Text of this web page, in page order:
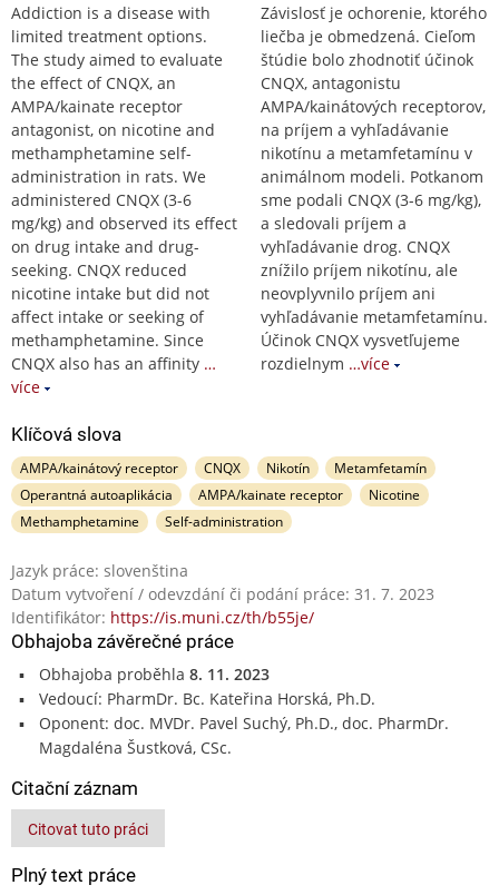
Addiction is a disease with
limited treatment options.
The study aimed to evaluate
the effect of CNQX, an
AMPA/kainate receptor
antagonist, on nicotine and
methamphetamine self-
administration in rats. We
administered CNQX (3-6
mg/kg) and observed its effect
on drug intake and drug-
seeking. CNQX reduced
nicotine intake but did not
affect intake or seeking of
methamphetamine. Since
CNQX also has an affinity …
více
Závislosť je ochorenie, ktorého
liečba je obmedzená. Cieľom
štúdie bolo zhodnotiť účinok
CNQX, antagonistu
AMPA/kainátových receptorov,
na príjem a vyhľadávanie
nikotínu a metamfetamínu v
animálnom modeli. Potkanom
sme podali CNQX (3-6 mg/kg),
a sledovali príjem a
vyhľadávanie drog. CNQX
znížilo príjem nikotínu, ale
neovplyvnilo príjem ani
vyhľadávanie metamfetamínu.
Účinok CNQX vysvetľujeme
rozdielnym …více
Klíčová slova
AMPA/kainátový receptor CNQX Nikotín
Metamfetamín
Operantná autoaplikácia
AMPA/kainate receptor
Nicotine
Methamphetamine
Self-administration
Jazyk práce: slovenština
Datum vytvoření / odevzdání či podání práce: 31. 7. 2023
Identifikátor: https://is.muni.cz/th/b55je/
Obhajoba závěrečné práce
Obhajoba proběhla 8. 11. 2023
Vedoucí: PharmDr. Bc. Kateřina Horská, Ph.D.
Oponent: doc. MVDr. Pavel Suchý, Ph.D., doc. PharmDr.
Magdaléna Šustková, CSc.
Citační záznam
Citovat tuto práci
Plný text práce